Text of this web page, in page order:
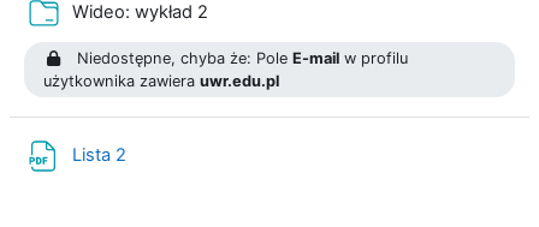
Wideo: wykład 2
Niedostępne, chyba że: PoleE-mail w profilu
użytkownika zawiera uwr.edu.pl
Lista 2